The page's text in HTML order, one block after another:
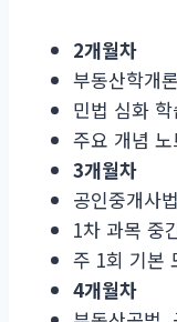
2개월차
부동산학개
민법 심화
주요 개념
3개월차
공인중개사
1차 과목 중
주 1회 기본
4개월차